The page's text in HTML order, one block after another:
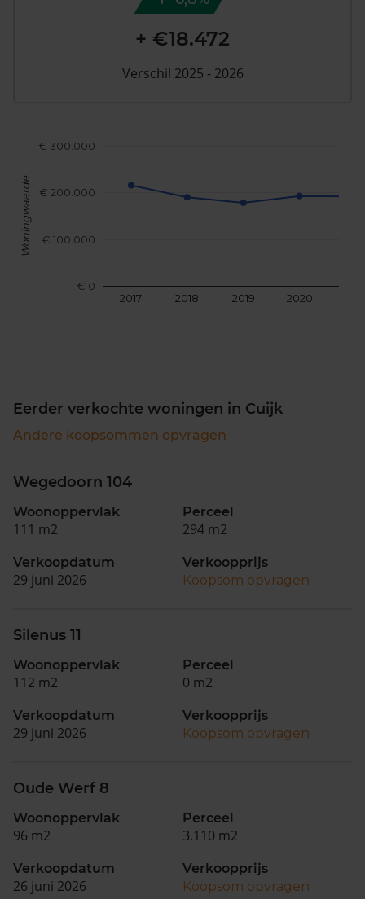
2017 2018 2019 2020
€ 0
€ 100.000
€ 200.000
€ 300.000
Woningwaarde
+ €18.472
Verschil 2025 - 2026
Eerder verkochte woningen in Cuijk
Andere koopsommen opvragen
Wegedoorn 104
Woonoppervlak
111 m2
Perceel
294 m2
Verkoopdatum
29 juni 2026
Verkoopprijs
Koopsom opvragen
Silenus 11
Woonoppervlak
112 m2
Perceel
0 m2
Verkoopdatum
29 juni 2026
Verkoopprijs
Koopsom opvragen
Oude Werf 8
Woonoppervlak
96 m2
Perceel
3.110 m2
Verkoopdatum
26 juni 2026
Verkoopprijs
Koopsom opvragen